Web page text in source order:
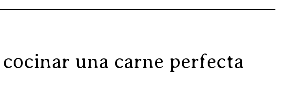
una carne perfecta